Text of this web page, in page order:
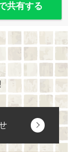
共有する